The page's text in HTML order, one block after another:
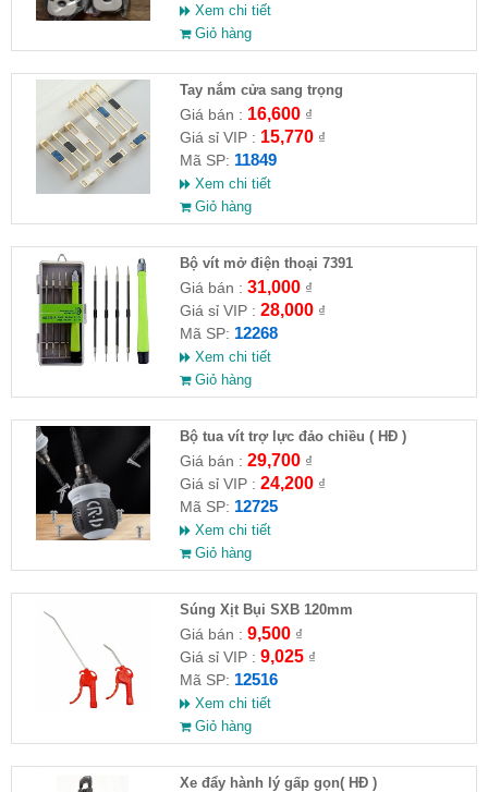
Xem chi tiết
Giỏ hàng
Tay nắm cửa sang trọng
Giá bán : 16,600₫
Giá sỉ VIP : 15,770₫
Mã SP: 11849
Xem chi tiết
Giỏ hàng
Bộ vít mở điện thoại 7391
Giá bán : 31,000₫
Giá sỉ VIP : 28,000₫
Mã SP: 12268
Xem chi tiết
Giỏ hàng
Bộ tua vít trợ lực đảo chiều ( HĐ )
Giá bán : 29,700₫
Giá sỉ VIP : 24,200₫
Mã SP: 12725
Xem chi tiết
Giỏ hàng
Súng Xịt Bụi SXB 120mm
Giá bán : 9,500₫
Giá sỉ VIP : 9,025₫
Mã SP: 12516
Xem chi tiết
Giỏ hàng
Xe đẩy hành lý gấp gọn( HĐ )